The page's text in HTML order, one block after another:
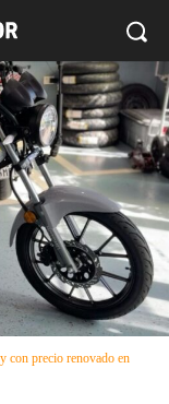
con precio renovado en